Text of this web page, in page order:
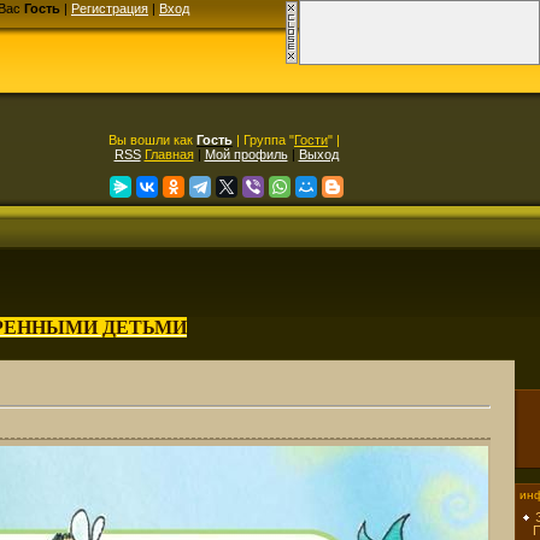
Гость | Регистрация | Вход
Вы вошли как Гость | Группа "Гости" |
RSS Главная| Мой профиль| Выход
ДЕТЬМИ